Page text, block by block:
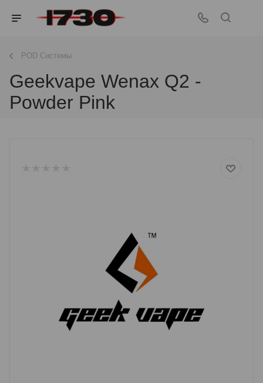
POD Системы
Geekvape Wenax Q2 -
Powder Pink